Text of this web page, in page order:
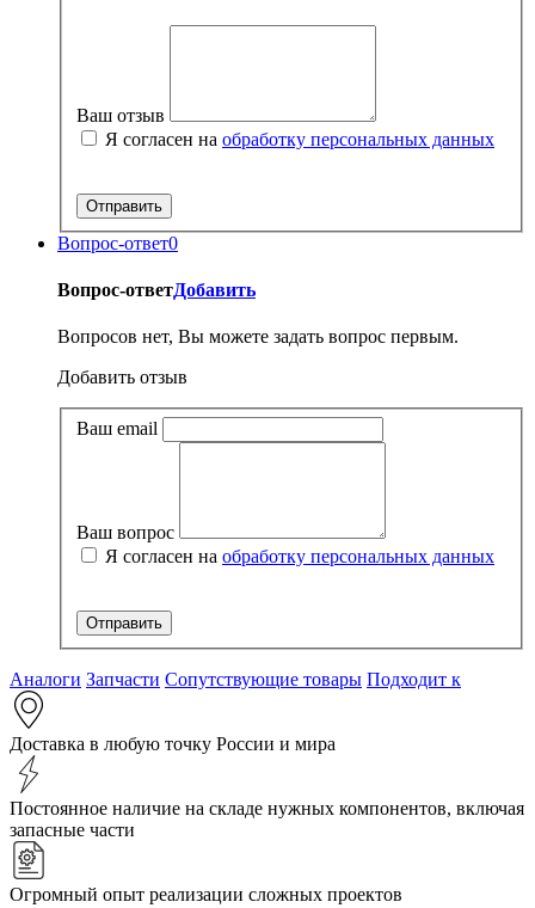
Ваш отзыв
Я согласен на обработку персональных данных
Вопрос-ответ0
Вопрос-ответДобавить
Вопросов нет, Вы можете задать вопрос первым.
Добавить отзыв
Ваш email
Ваш вопрос
Я согласен на обработку персональных данных
Аналоги Запчасти Сопутствующие товары Подходит к
Доставка в любую точку России и мира
Постоянное наличие на складе нужных компонентов, включая
запасные части
Огромный опыт реализации сложных проектов